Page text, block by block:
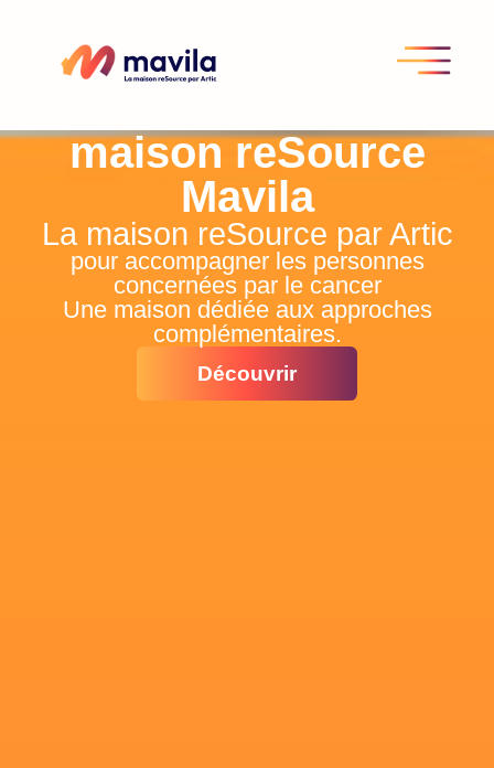
maison reSource
Mavila
La maison reSource par Artic
pour accompagner les personnes
concernées par le cancer
Une maison dédiée aux approches
complémentaires.
Découvrir